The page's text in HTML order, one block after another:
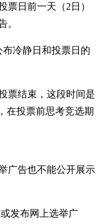
票日前一天（2日）
。
冷静日和投票日的
票结束，这段时间是
在投票前思考竞选期
广告也不能公开展示
发布网上选举广